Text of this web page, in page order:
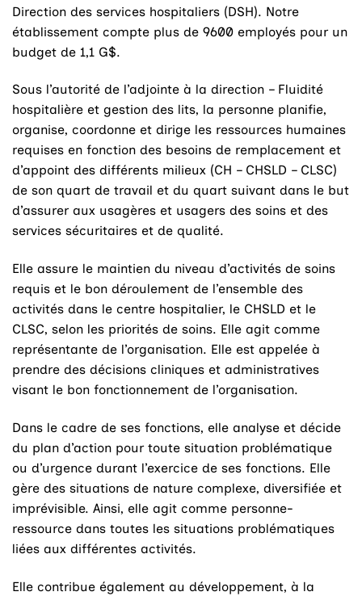
Direction des services hospitaliers (DSH). Notre
établissement compte plus de 9600 employés pour un
budget de 1,1 G$.
Sous l’autorité de l’adjointe à la direction – Fluidité
hospitalière et gestion des lits, la personne planifie,
organise, coordonne et dirige les ressources humaines
requises en fonction des besoins de remplacement et
d’appoint des différents milieux (CH – CHSLD – CLSC)
de son quart de travail et du quart suivant dans le but
d’assurer aux usagères et usagers des soins et des
services sécuritaires et de qualité.
Elle assure le maintien du niveau d’activités de soins
requis et le bon déroulement de l’ensemble des
activités dans le centre hospitalier, le CHSLD et le
CLSC, selon les priorités de soins. Elle agit comme
représentante de l’organisation. Elle est appelée à
prendre des décisions cliniques et administratives
visant le bon fonctionnement de l’organisation.
Dans le cadre de ses fonctions, elle analyse et décide
du plan d’action pour toute situation problématique
ou d’urgence durant l’exercice de ses fonctions. Elle
gère des situations de nature complexe, diversifiée et
imprévisible. Ainsi, elle agit comme personne-
ressource dans toutes les situations problématiques
liées aux différentes activités.
Elle contribue également au développement, à la